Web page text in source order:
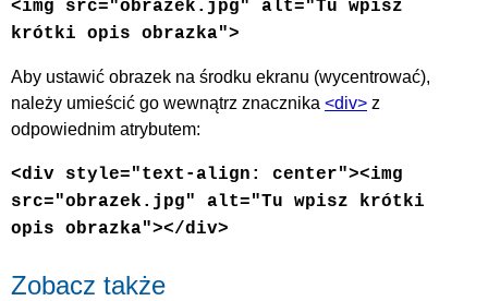
<img src="obrazek.jpg" alt="Tu wpisz
krótki opis obrazka">
Aby ustawić obrazek na środku ekranu (wycentrować),
należy umieścić go wewnątrz znacznika <div> z
odpowiednim atrybutem:
<div style="text-align: center"><img
src="obrazek.jpg" alt="Tu wpisz krótki
opis obrazka"></div>
Zobacz także